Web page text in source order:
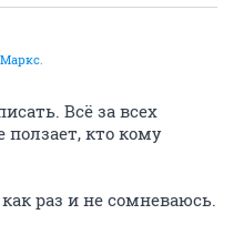
Всё за всех
ползает, кто кому
раз и не сомневаюсь.